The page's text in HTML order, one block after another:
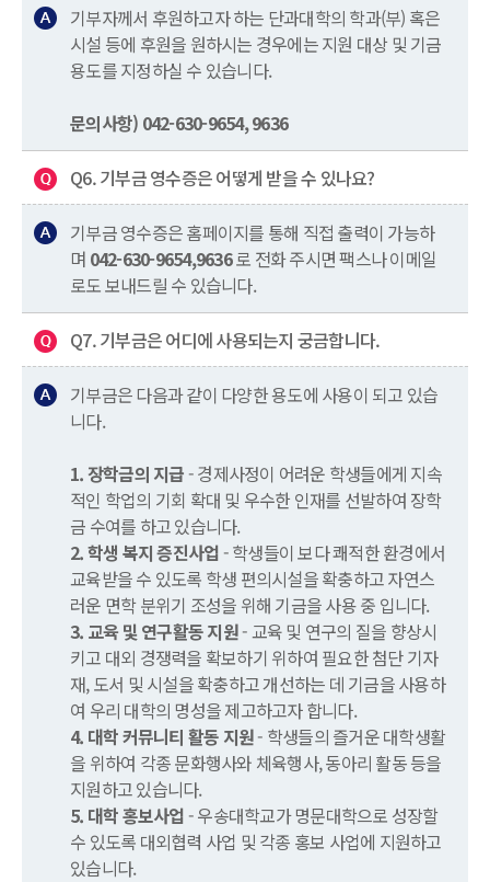
기부자께서 후원하고자 하는 단과대학의 학과(부) 혹은
시설 등에 후원을 원하시는 경우에는 지원 대상 및 기금
용도를 지정하실 수 있습니다.
문의사항) 042-630-9654, 9636
Q6. 기부금 영수증은 어떻게 받을 수 있나요?
기부금 영수증은 홈페이지를 통해 직접 출력이 가능하
며 042-630-9654,9636로 전화 주시면 팩스나 이메일
로도 보내드릴 수 있습니다.
Q7. 기부금은 어디에 사용되는지 궁금합니다.
기부금은 다음과 같이 다양한 용도에 사용이 되고 있습
니다.
1. 장학금의 지급- 경제사정이 어려운 학생들에게 지속
적인 학업의 기회 확대 및 우수한 인재를 선발하여 장학
금 수여를 하고 있습니다.
2. 학생 복지 증진사업- 학생들이 보다 쾌적한 환경에서
교육받을 수 있도록 학생 편의시설을 확충하고 자연스
러운 면학 분위기 조성을 위해 기금을 사용 중 입니다.
3. 교육 및 연구활동 지원- 교육 및 연구의 질을 향상시
키고 대외 경쟁력을 확보하기 위하여 필요한 첨단 기자
재, 도서 및 시설을 확충하고 개선하는 데 기금을 사용하
여 우리 대학의 명성을 제고하고자 합니다.
4. 대학 커뮤니티 활동 지원- 학생들의 즐거운 대학생활
을 위하여 각종 문화행사와 체육행사, 동아리 활동 등을
지원하고 있습니다.
5. 대학 홍보사업- 우송대학교가 명문대학으로 성장할
수 있도록 대외협력 사업 및 각종 홍보 사업에 지원하고
있습니다.